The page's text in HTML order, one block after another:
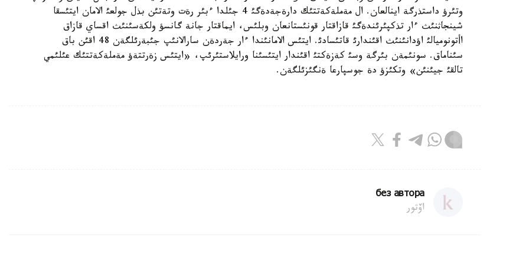
وتئرؤ داستذرگة اينالعان. ال مةملةكةتتئك دارةجةدةگئ 4 جئلدا ءبئر رةت وتةتئن بذل جولعئ الامان ايتئسقا
شينجاثنئث ءار تذكپئرئندةگئ قازاقتار قونئستانعان وبلئس، ايماقتار جانة گانسؤ ولكةسئنئث اقساي قازاق
اأتونوميالئ اؤدانئنئث اقئندارئ قاتئسادئ. ايتئس الامانئندا ءار جةردةن سارالانئپ جئبةرئلگةن 48 اقئن باق
سئناماق. سونئمةن بئرگة وسئ كةزةكتئ اقئندار ايتئسئنا ورايلاستئرئپ، «ايتئس زةرتتةؤ مةملةكةتتئك عئلئمي
تالقئ جيئنئن» وتكئزؤ دة جوسپارعا ةنگئزئلگةن.
без автора
اۆتور